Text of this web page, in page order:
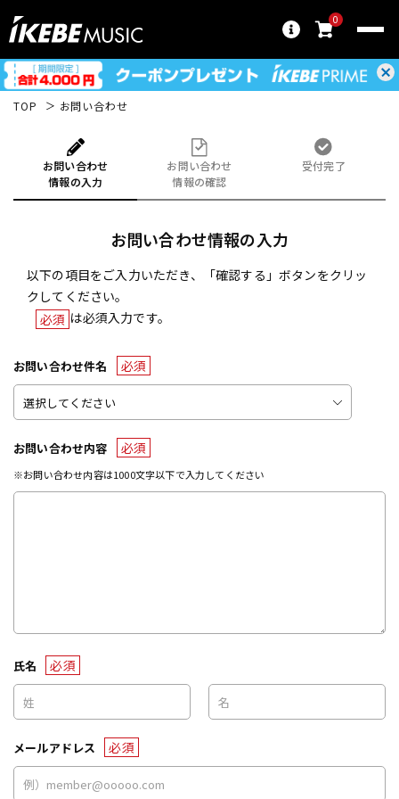
0
TOP お問い合わせ
お問い合わせ
情報の入力
お問い合わせ
情報の確認
受付完了
お問い合わせ情報の入力
以下の項目をご入力いただき、「確認する」ボタンをクリッ
クしてください。
必須 は必須入力です。
お問い合わせ件名 必須
お問い合わせ内容 必須
※お問い合わせ内容は1000文字以下で入力してください
氏名 必須
メールアドレス 必須